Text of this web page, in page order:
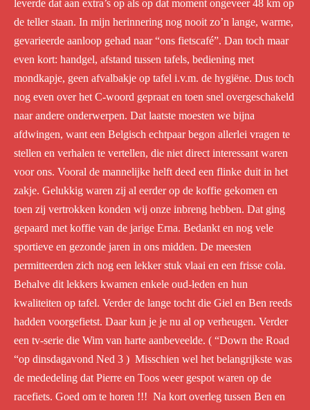
leverde dat aan extra’s op als op dat moment ongeveer 48 km op
de teller staan. In mijn herinnering nog nooit zo’n lange, warme,
gevarieerde aanloop gehad naar “ons fietscafé”. Dan toch maar
even kort: handgel, afstand tussen tafels, bediening met
mondkapje, geen afvalbakje op tafel i.v.m. de hygiëne. Dus toch
nog even over het C-woord gepraat en toen snel overgeschakeld
naar andere onderwerpen. Dat laatste moesten we bijna
afdwingen, want een Belgisch echtpaar begon allerlei vragen te
stellen en verhalen te vertellen, die niet direct interessant waren
voor ons. Vooral de mannelijke helft deed een flinke duit in het
zakje. Gelukkig waren zij al eerder op de koffie gekomen en
toen zij vertrokken konden wij onze inbreng hebben. Dat ging
gepaard met koffie van de jarige Erna. Bedankt en nog vele
sportieve en gezonde jaren in ons midden. De meesten
permitteerden zich nog een lekker stuk vlaai en een frisse cola.
Behalve dit lekkers kwamen enkele oud-leden en hun
kwaliteiten op tafel. Verder de lange tocht die Giel en Ben reeds
hadden voorgefietst. Daar kun je je nu al op verheugen. Verder
een tv-serie die Wim van harte aanbeveelde. ( “Down the Road
“op dinsdagavond Ned 3 ) Misschien wel het belangrijkste was
de mededeling dat Pierre en Toos weer gespot waren op de
racefiets. Goed om te horen !!! Na kort overleg tussen Ben en